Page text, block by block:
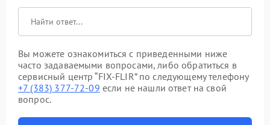
Вы можете ознакомиться с приведенными ниже
часто задаваемыми вопросами, либо обратиться в
сервисный центр “FIX-FLIR” по следующему телефону
+7 (383) 377-72-09 если не нашли ответ на свой
вопрос.